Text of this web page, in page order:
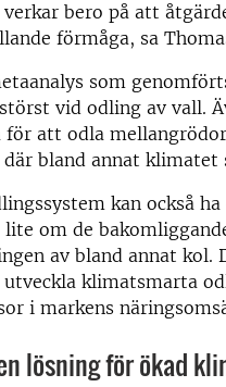
verkar bero på att
förmåga, sa
som
vid odling av vall.
att odla
bland annat klimatet
kan också
om de
av bland annat kol.
klimatsmarta
i markens
lösning för ökad